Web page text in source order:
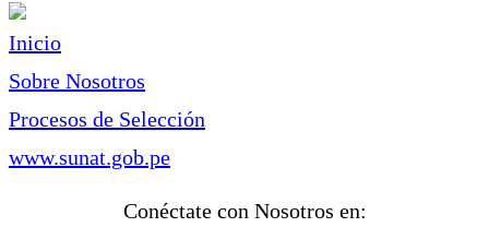
Inicio
Sobre Nosotros
Procesos de Selección
www.sunat.gob.pe
Conéctate con Nosotros en: